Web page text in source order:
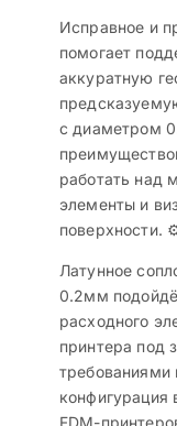
Исправное и
помогает
аккуратную
с диаметром
работать над
элементы и
поверхности.
Латунное
0.2мм
расходного
принтера под
требованиями
конфигурация